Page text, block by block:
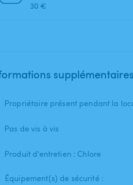
30 €
supplémentaires
Propriétaire présent pendant la
Pas de vis à vis
Produit d'entretien : Chlore
Équipement(s) de sécurité :